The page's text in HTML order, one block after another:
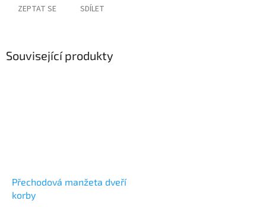
ZEPTAT SE SDÍLET
Související produkty
Přechodová manžeta dveří
korby